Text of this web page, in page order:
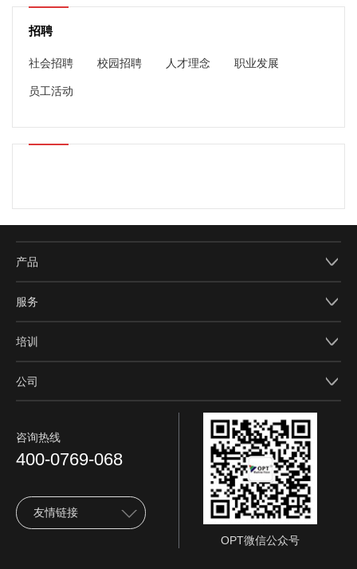
招聘
社会招聘 校园招聘 人才理念 职业发展
员工活动
产品
服务
培训
公司
咨询热线
400-0769-068
友情链接
OPT微信公众号